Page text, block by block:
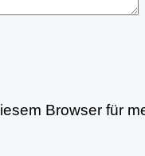
Browser für